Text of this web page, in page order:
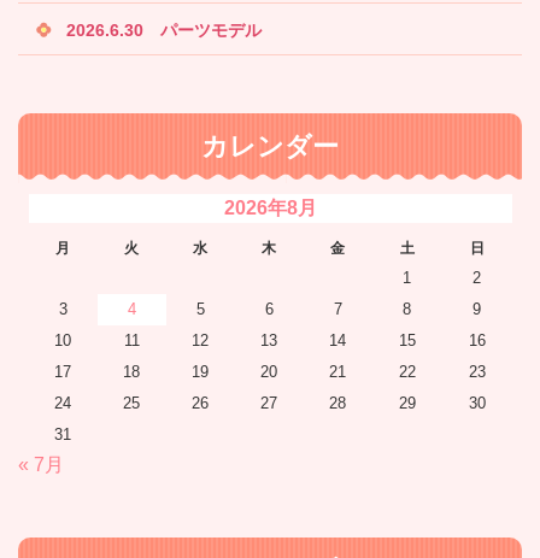
2026.6.30 パーツモデル
カレンダー
2026年8月
月 火 水 木 金 土 日
1
2
3
4 5 6 7 8
9
10
11 12 13 14 15
16
17
18 19 20 21 22
23
24
25 26 27 28 29
30
31
« 7月